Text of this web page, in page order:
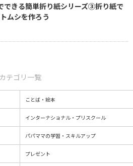
できる簡単折り紙シリーズ③折り紙で
ムシを作ろう
カテゴリ一覧
ことば・絵本
インターナショナル・プリスクール
パパママの学習・スキルアップ
プレゼント